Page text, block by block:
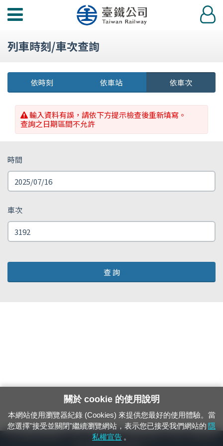
功
選
登
入
列車時刻/車次查詢
依時刻 依車站 依車次
輸入資料有誤，請依下方提示檢查後重新填寫。
查詢之日期區間不允許
時間
車次
查 詢
24小時緊急通報電話：1933（市話、手機，僅限發現軌道、平交道、橋樑及隧
關於 cookie 的使用說明
本網站使用瀏覽器紀錄 (Cookies) 來提供您最好的使用體驗。當
您選擇"接受並關閉"繼續瀏覽網站，表示您已接受我們網站的 隱
私權宣告 。